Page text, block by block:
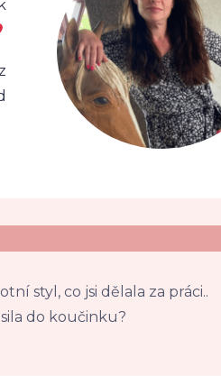
styl, co jsi dělala za práci..
do koučinku?